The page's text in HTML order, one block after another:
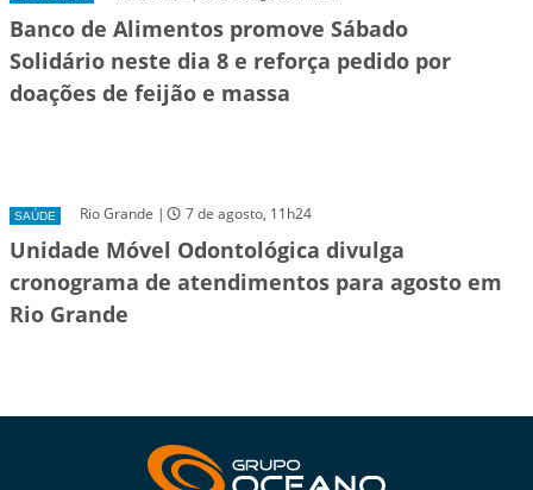
Banco de Alimentos promove Sábado
Solidário neste dia 8 e reforça pedido por
doações de feijão e massa
SAÚDE Rio Grande | 7 de agosto, 11h24
Unidade Móvel Odontológica divulga
cronograma de atendimentos para agosto em
Rio Grande